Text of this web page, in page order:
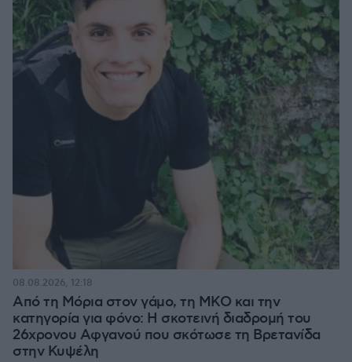
Από τη Μόρια στον γάμο, τη ΜΚΟ και την
κατηγορία για φόνο: Η σκοτεινή διαδρομή του
26χρονου Αφγανού που σκότωσε τη Βρετανίδα
στην Κυψέλη
08.08.2026, 12:18